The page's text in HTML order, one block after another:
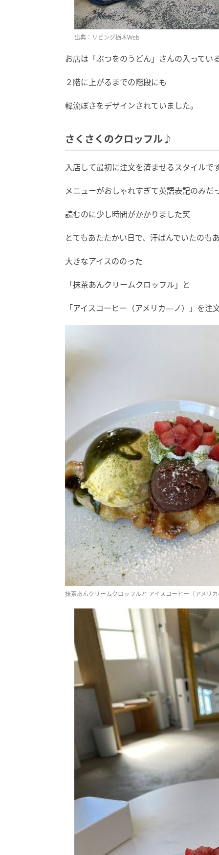
出典：リビング栃木Web
お店は「ぶつをのうどん」さんの入ってい
２階に上がるまでの階段にも
韓流ぽさをデザインされていました。
さくさくのクロッフル♪
入店して最初に注文を済ませるスタイルで
メニューがおしゃれすぎて英語表記のみだ
読むのに少し時間がかかりました笑
とてもあたたかい日で、汗ばんでいたのも
大きなアイスののった
「抹茶あんクリームクロッフル」と
「アイスコーヒー（アメリカ―ノ）」を注
抹茶あんクリームクロッフルと アイスコーヒー（アメリ